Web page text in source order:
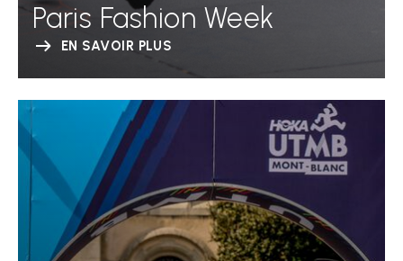
Paris Fashion Week
EN SAVOIR PLUS